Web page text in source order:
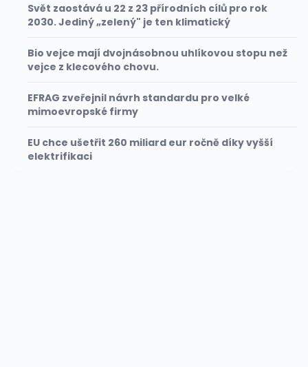
Svět zaostává u 22 z 23 přírodních cílů pro rok
2030. Jediný „zelený" je ten klimatický
Bio vejce mají dvojnásobnou uhlíkovou stopu než
vejce z klecového chovu.
EFRAG zveřejnil návrh standardu pro velké
mimoevropské firmy
EU chce ušetřit 260 miliard eur ročně díky vyšší
elektrifikaci